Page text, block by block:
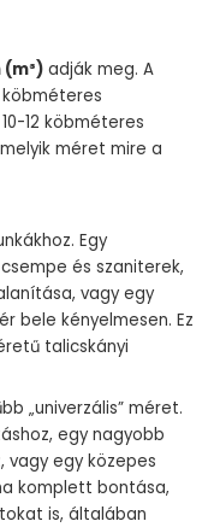
adják meg. A
12 köbméteres
méret mire a
Egy
és szaniterek,
vagy egy
bele kényelmesen. Ez
talicskányi
„univerzális” méret.
egy nagyobb
vagy egy közepes
komplett bontása,
is, általában